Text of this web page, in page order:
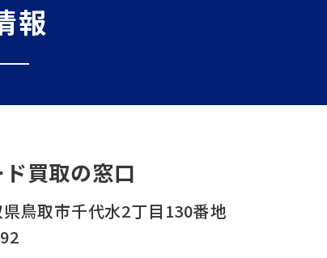
報
買取の窓口
鳥取市千代水2丁目130番地